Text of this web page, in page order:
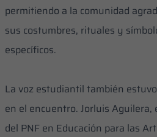
permitiendo a la comunidad
sus costumbres, rituales y
específicos.
La voz estudiantil también
en el encuentro. Jorluis Aguilera,
del PNF en Educación para las